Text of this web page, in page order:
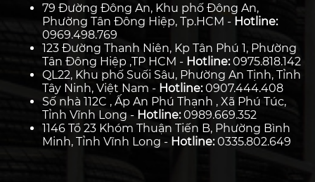
79 Đường Đông An, Khu phố Đông An,
Phường Tân Đông Hiệp, Tp.HCM - Hotline:
0969.498.769
123 Đường Thanh Niên, Kp Tân Phú 1, Phường
Tân Đông Hiệp ,TP HCM - Hotline:0975.818.142
QL22, Khu phố Suối Sâu, Phường An Tịnh, Tỉnh
Tây Ninh, Việt Nam - Hotline:0907.444.408
Số nhà 112C , Ấp An Phú Thạnh , Xã Phú Túc,
Tỉnh Vĩnh Long - Hotline:0989.669.352
1146 Tổ 23 Khóm Thuận Tiến B, Phường Bình
Minh, Tỉnh Vĩnh Long - Hotline:0335.802.649